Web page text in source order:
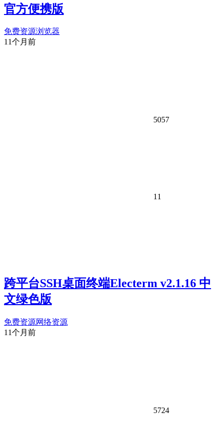
官方便携版
免费资源浏览器
11个月前
5057
11
跨平台SSH桌面终端Electerm v2.1.16 中
文绿色版
免费资源网络资源
11个月前
5724